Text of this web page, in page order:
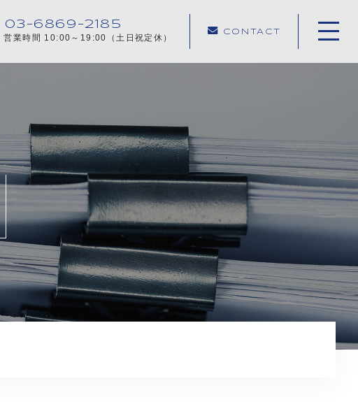
03-6869-2185
営業時間 10:00～19:00（土日祝定休）
CONTACT
ご相談事例
不動産売却メニュー
お客様の声
売却の流れ
よくある質問
お知らせ